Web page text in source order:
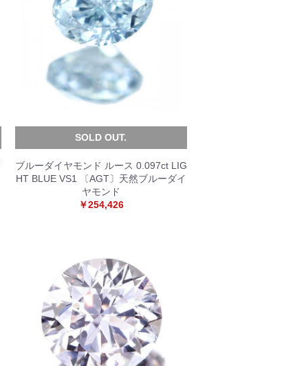
SOLD OUT.
ブルーダイヤモンド ルース 0.097ct LIG
HT BLUE VS1 〔AGT〕天然ブルーダイ
ヤモンド
￥254,426